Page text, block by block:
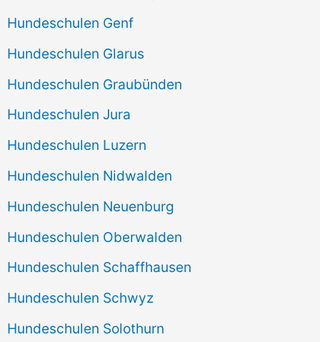
Hundeschulen Genf
Hundeschulen Glarus
Hundeschulen Graubünden
Hundeschulen Jura
Hundeschulen Luzern
Hundeschulen Nidwalden
Hundeschulen Neuenburg
Hundeschulen Oberwalden
Hundeschulen Schaffhausen
Hundeschulen Schwyz
Hundeschulen Solothurn